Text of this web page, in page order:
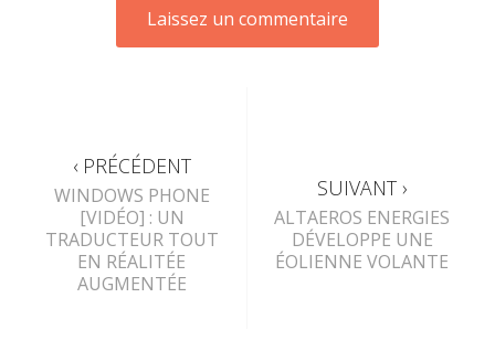
‹ PRÉCÉDENT
WINDOWS PHONE
[VIDÉO] : UN
TRADUCTEUR TOUT
EN RÉALITÉE
AUGMENTÉE
SUIVANT ›
ALTAEROS ENERGIES
DÉVELOPPE UNE
ÉOLIENNE VOLANTE